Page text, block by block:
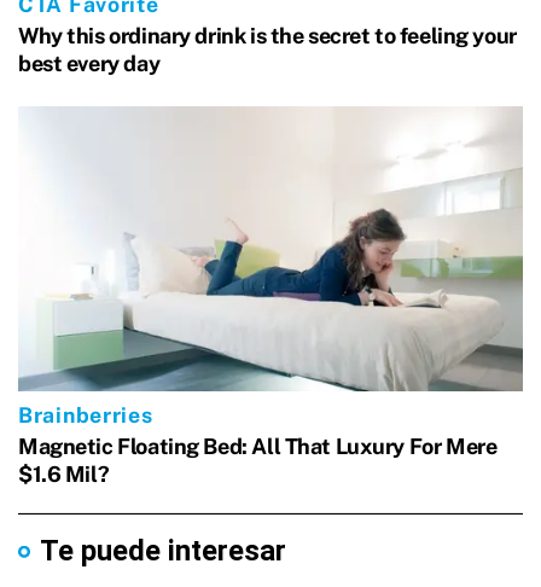
Te puede interesar